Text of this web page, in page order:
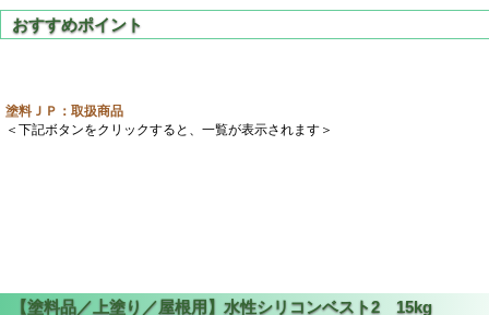
塗料ＪＰ：取扱商品
＜下記ボタンをクリックすると、一覧が表示されます＞